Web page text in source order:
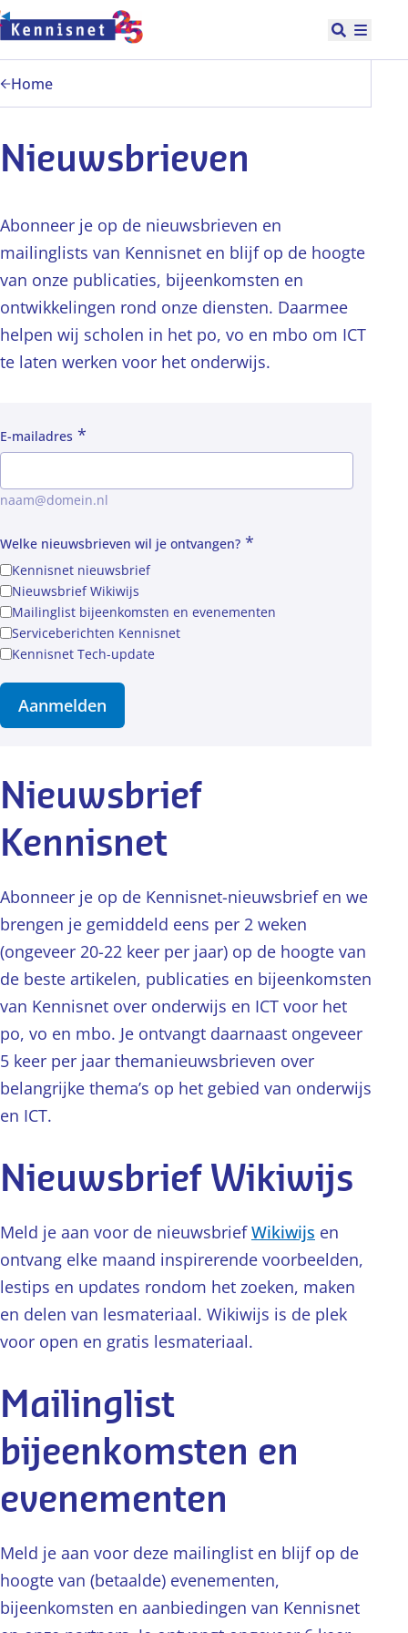
Doorgaan naar hoofdinhoud
Open
Home
Nieuwsbrieven
Abonneer je op de nieuwsbrieven en
mailinglists van Kennisnet en blijf op de hoogte
van onze publicaties, bijeenkomsten en
ontwikkelingen rond onze diensten. Daarmee
helpen wij scholen in het po, vo en mbo om ICT
te laten werken voor het onderwijs.
E-mailadres *
naam@domein.nl
Welke nieuwsbrieven wil je ontvangen? *
Kennisnet nieuwsbrief
Nieuwsbrief Wikiwijs
Mailinglist bijeenkomsten en evenementen
Serviceberichten Kennisnet
Kennisnet Tech-update
Nieuwsbrief
Kennisnet
Abonneer je op de Kennisnet-nieuwsbrief en we
brengen je gemiddeld eens per 2 weken
(ongeveer 20-22 keer per jaar) op de hoogte van
de beste artikelen, publicaties en bijeenkomsten
van Kennisnet over onderwijs en ICT voor het
po, vo en mbo. Je ontvangt daarnaast ongeveer
5 keer per jaar themanieuwsbrieven over
belangrijke thema’s op het gebied van onderwijs
en ICT.
Nieuwsbrief Wikiwijs
Meld je aan voor de nieuwsbriefWikiwijs en
ontvang elke maand inspirerende voorbeelden,
lestips en updates rondom het zoeken, maken
en delen van lesmateriaal. Wikiwijs is de plek
voor open en gratis lesmateriaal.
Mailinglist
bijeenkomsten en
evenementen
Meld je aan voor deze mailinglist en blijf op de
hoogte van (betaalde) evenementen,
bijeenkomsten en aanbiedingen van Kennisnet